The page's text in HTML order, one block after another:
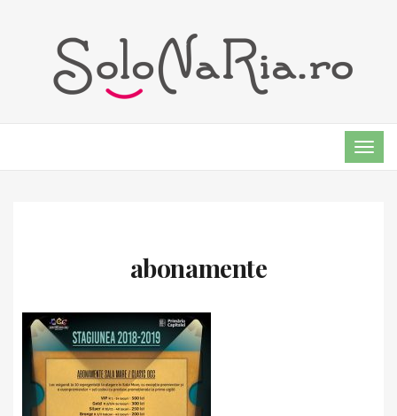
abonamente